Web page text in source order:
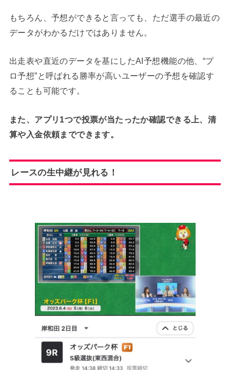
もちろん、予想ができると言っても、ただ選手の最近の
データがわかるだけではありません。
出走表や直近のデータを基にしたAI予想機能の他、“プ
ロ予想”と呼ばれる勝率が高いユーザーの予想を確認す
ることも可能です。
また、アプリ1つで投票が当たったか確認できる上、清
算や入金依頼までできます。
レースの生中継が見れる！